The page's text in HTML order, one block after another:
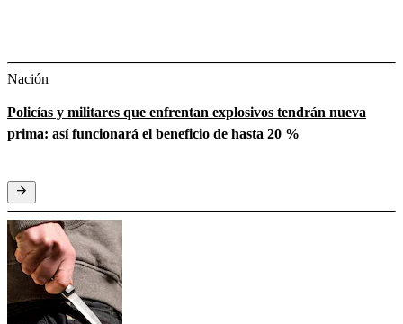
Nación
Policías y militares que enfrentan explosivos tendrán nueva
prima: así funcionará el beneficio de hasta 20 %